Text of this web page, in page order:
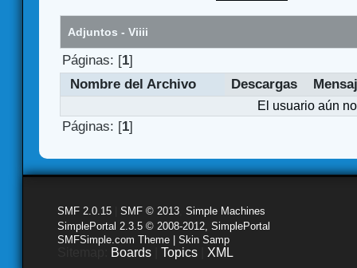
Adjuntos - Viiii
Páginas: [1]
Nombre del Archivo
Descargas
El usuario aún
Páginas: [1]
SMF 2.0.15 SMF © 2013 Simple Machines
SimplePortal 2.3.5 © 2008-2012, SimplePortal
SMFSimple.com Theme | Skin Samp
Boards Topics XML